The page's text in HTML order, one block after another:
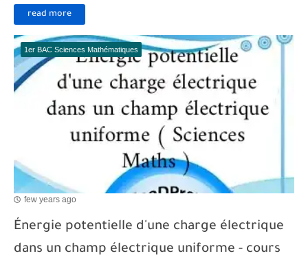
read more
1er BAC Sciences Mathématiques
few years ago
Énergie potentielle d'une charge électrique
dans un champ électrique uniforme - cours